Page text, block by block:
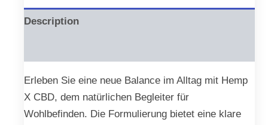
Description
Erleben Sie eine neue Balance im Alltag mit Hemp
X CBD, dem natürlichen Begleiter für
Wohlbefinden. Die Formulierung bietet eine klare